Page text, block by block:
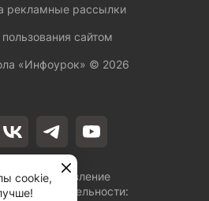
на осуществление
деятельности:
рекламные рассылки
сайтом
«Инфоурок» © 2026
cookie,